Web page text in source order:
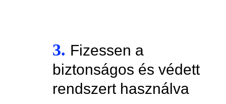
3. Fizessen a
biztonságos és védett
rendszert használva